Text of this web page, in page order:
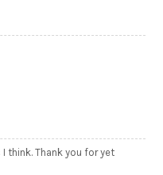
think. Thank you for yet